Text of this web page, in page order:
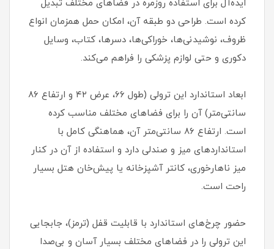
ایده‌آل برای استفاده روزمره در فضاهای مختلف تبدیل
کرده است. طراحی دو طبقه آن، امکان حمل همزمان انواع
ظروف، نوشیدنی‌ها، خوراکی‌ها، دسرها، کتاب، وسایل
دکوری و حتی لوازم پزشکی را فراهم می‌کند.
ابعاد استاندارد این ترولی (طول ۶۶، عرض ۴۲ و ارتفاع ۸۶
سانتی‌متر) آن را برای فضاهای مختلف مناسب کرده
است. ارتفاع ۸۶ سانتی‌متر آن، هماهنگی کامل با
استانداردهای میز و صندلی دارد و استفاده از آن در کنار
میز ناهارخوری، کانتر آشپزخانه یا پیش‌خان هتل بسیار
راحت است.
حضور چرخ‌های استاندارد با قابلیت قفل (ترمز)، جابجایی
این ترولی را در فضاهای مختلف بسیار آسان و بی‌صدا